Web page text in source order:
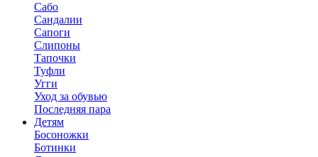
Сабо
Сандалии
Сапоги
Слипоны
Тапочки
Туфли
Угги
Уход за обувью
Последняя пара
Детям
Босоножки
Ботинки